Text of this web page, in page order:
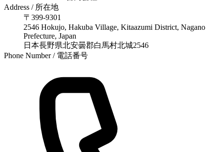
Address / 所在地
〒399-9301
2546 Hokujo, Hakuba Village, Kitaazumi District, Nagano
Prefecture, Japan
日本長野県北安曇郡白馬村北城2546
Phone Number / 電話番号